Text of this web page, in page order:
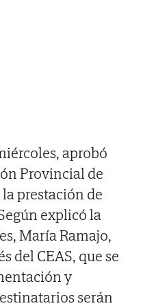
aprobó
Provincial de
prestación de
explicó la
María Ramajo,
del CEAS, que se
y
serán